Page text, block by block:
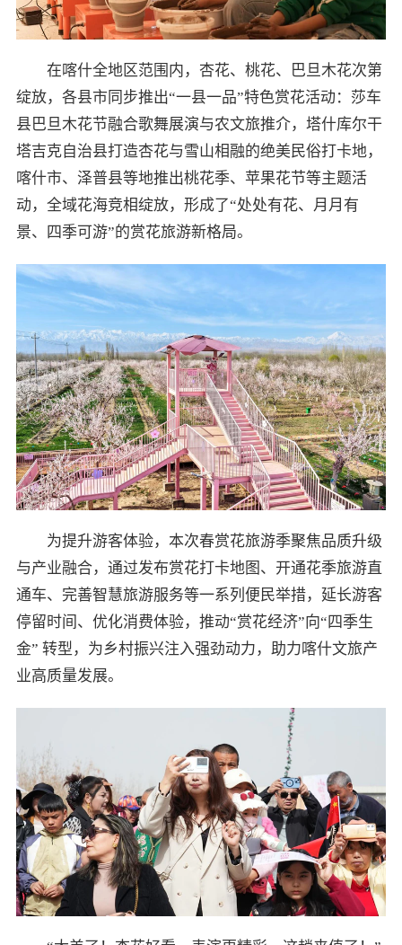
在喀什全地区范围内，杏花、桃花、巴旦木花次第
绽放，各县市同步推出“一县一品”特色赏花活动：莎车
县巴旦木花节融合歌舞展演与农文旅推介，塔什库尔干
塔吉克自治县打造杏花与雪山相融的绝美民俗打卡地，
喀什市、泽普县等地推出桃花季、苹果花节等主题活
动，全域花海竞相绽放，形成了“处处有花、月月有
景、四季可游”的赏花旅游新格局。
为提升游客体验，本次春赏花旅游季聚焦品质升级
与产业融合，通过发布赏花打卡地图、开通花季旅游直
通车、完善智慧旅游服务等一系列便民举措，延长游客
停留时间、优化消费体验，推动“赏花经济”向“四季生
金” 转型，为乡村振兴注入强劲动力，助力喀什文旅产
业高质量发展。